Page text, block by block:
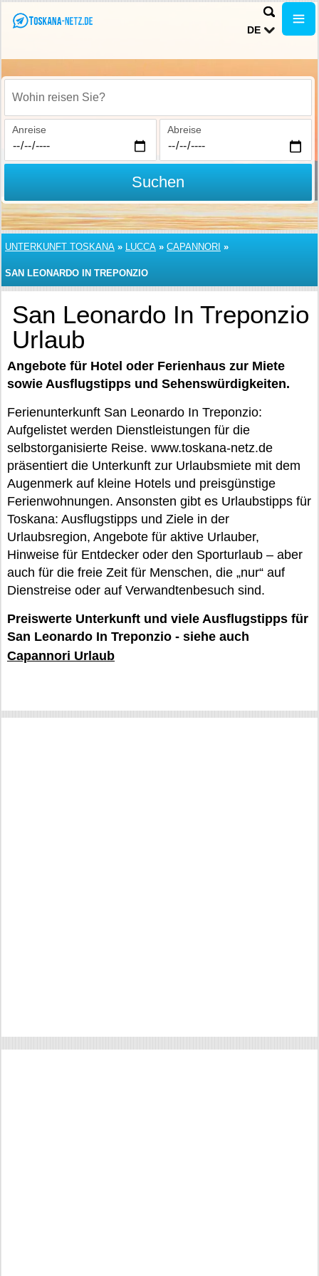
DE
Wohin reisen Sie?
Anreise Abreise
Suchen
UNTERKUNFT TOSKANA » LUCCA » CAPANNORI »
SAN LEONARDO IN TREPONZIO
San Leonardo In Treponzio
Urlaub
Angebote für Hotel oder Ferienhaus zur Miete
sowie Ausflugstipps und Sehenswürdigkeiten.
Ferienunterkunft San Leonardo In Treponzio:
Aufgelistet werden Dienstleistungen für die
selbstorganisierte Reise. www.toskana-netz.de
präsentiert die Unterkunft zur Urlaubsmiete mit dem
Augenmerk auf kleine Hotels und preisgünstige
Ferienwohnungen. Ansonsten gibt es Urlaubstipps für
Toskana: Ausflugstipps und Ziele in der
Urlaubsregion, Angebote für aktive Urlauber,
Hinweise für Entdecker oder den Sporturlaub – aber
auch für die freie Zeit für Menschen, die „nur“ auf
Dienstreise oder auf Verwandtenbesuch sind.
Preiswerte Unterkunft und viele Ausflugstipps für
San Leonardo In Treponzio - siehe auch
Capannori Urlaub